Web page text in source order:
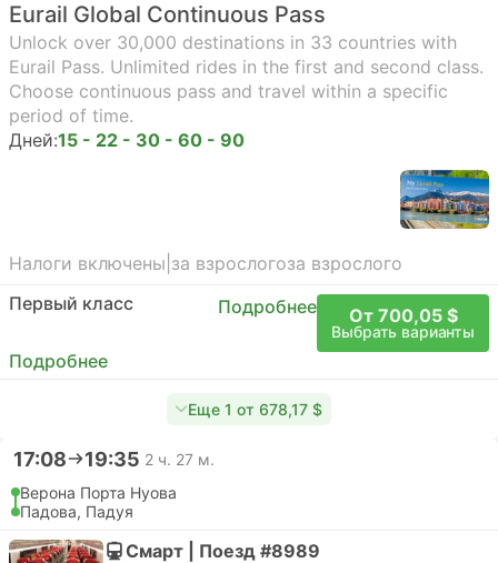
Eurail Global Continuous Pass
Unlock over 30,000 destinations in 33 countries with
Eurail Pass. Unlimited rides in the first and second class.
Choose continuous pass and travel within a specific
period of time.
Дней:15 - 22 - 30 - 60 - 90
Налоги включены за взрослогоза взрослого
Первый класс
Подробнее От 700,05 $
Выбрать варианты
Подробнее
Еще 1 от 678,17 $
17:08 19:35 2 ч. 27 м.
Верона Порта Нуова
Падова, Падуя
Смарт | Поезд #8989